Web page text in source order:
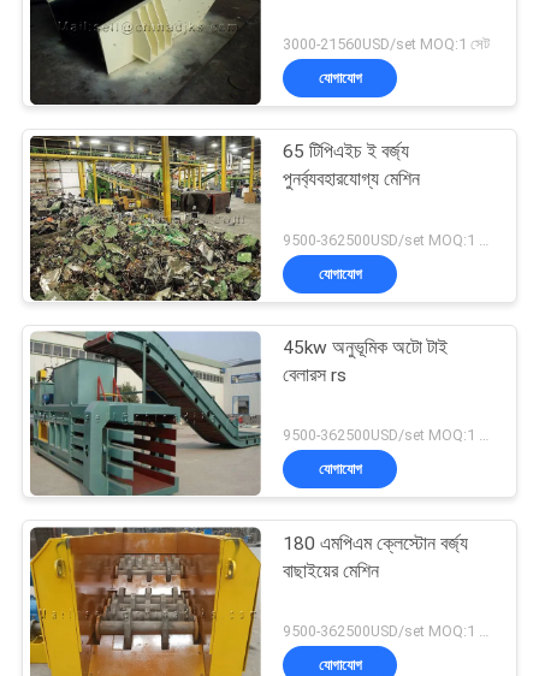
3000-21560USD/set MOQ:1 সেট
যোগাযোগ
65 টিপিএইচ ই বর্জ্য
পুনর্ব্যবহারযোগ্য মেশিন
যোগাযোগ
45kw অনুভূমিক অটো টাই
বেলারস rs
9500-362500USD/set MOQ:1 সেট
যোগাযোগ
180 এমপিএম ক্লেস্টোন বর্জ্য
বাছাইয়ের মেশিন
9500-362500USD/set MOQ:1 সেট
যোগাযোগ